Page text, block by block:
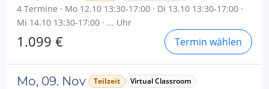
4 Termine · Mo 12.10 13:30-17:00 · Di 13.10 13:30-17:00 ·
Mi 14.10 13:30-17:00 · ... Uhr
1.099 € Termin wählen
Mo, 09. Nov Teilzeit Virtual Classroom